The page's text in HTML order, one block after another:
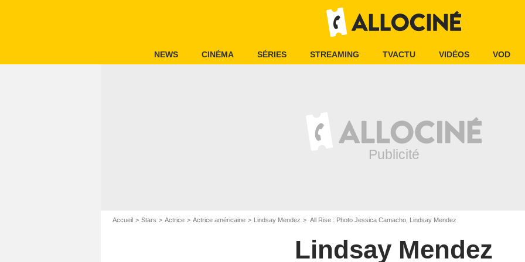
NEWS CINÉMA SÉRIES STREAMING TVACTU VIDÉOS VOD
Accueil Stars Actrice Actrice américaine Lindsay Mendez All Rise : Photo Jessica Camacho, Lindsay Mendez
Lindsay Mendez